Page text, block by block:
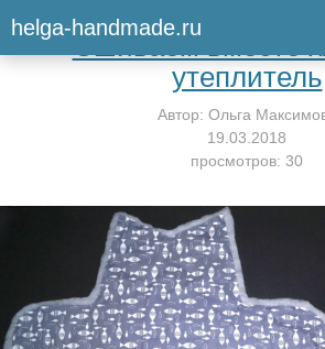
helga-handmade.ruВернуться к мастер-
Сшиваем вместе
утеплитель
Автор: Ольга
19.03.2018
просмотров: 30